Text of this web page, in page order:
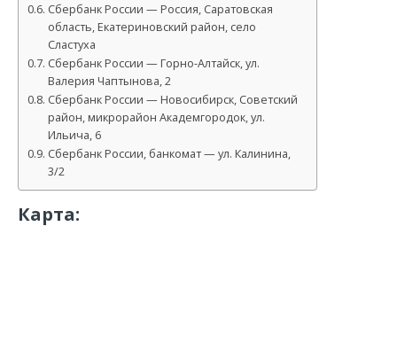
Сбербанк России — Россия, Саратовская
область, Екатериновский район, село
Сластуха
Сбербанк России — Горно-Алтайск, ул.
Валерия Чаптынова, 2
Сбербанк России — Новосибирск, Советский
район, микрорайон Академгородок, ул.
Ильича, 6
Сбербанк России, банкомат — ул. Калинина,
3/2
Карта: